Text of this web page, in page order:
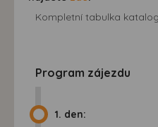
Kompletní tabulka
Program zájezdu
1. den: